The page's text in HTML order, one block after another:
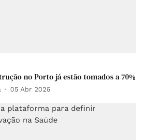
no Porto já estão tomados a 70%
05 Abr 2026